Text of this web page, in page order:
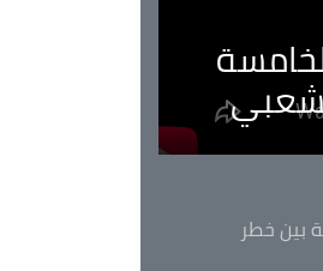
بين خطر